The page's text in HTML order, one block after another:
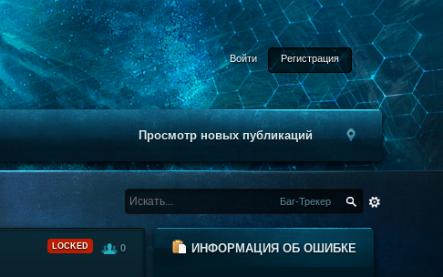
Войти Регистрация
Просмотр новых публикаций
Баг-Трекер
ИНФОРМАЦИЯ ОБ ОШИБКЕ
0
LOCKED